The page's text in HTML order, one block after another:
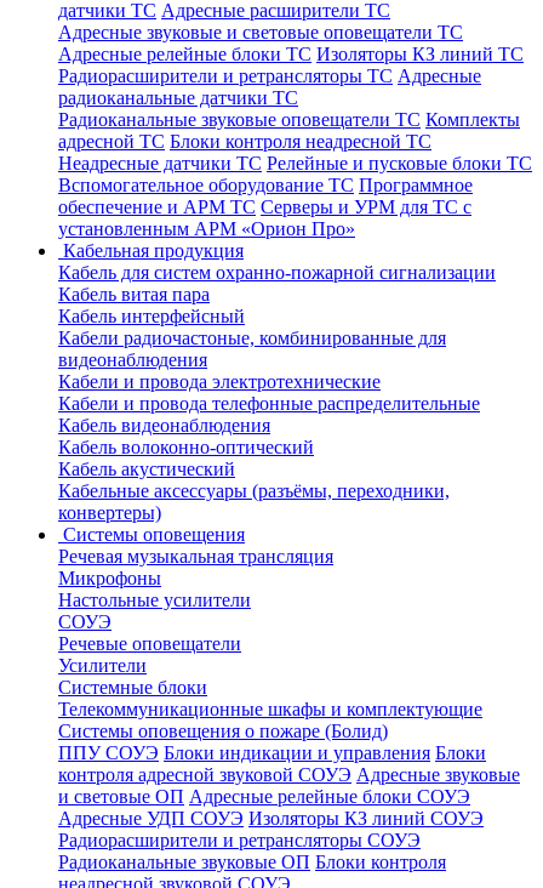
датчики ТС Адресные расширители ТС
Адресные звуковые и световые оповещатели ТС
Адресные релейные блоки ТС Изоляторы КЗ линий ТС
Радиорасширители и ретрансляторы ТС Адресные
радиоканальные датчики ТС
Радиоканальные звуковые оповещатели ТС Комплекты
адресной ТС Блоки контроля неадресной ТС
Неадресные датчики ТС Релейные и пусковые блоки ТС
Вспомогательное оборудование ТС Программное
обеспечение и АРМ ТС Серверы и УРМ для ТС с
установленным АРМ «Орион Про»
Кабельная продукция
Кабель для систем охранно-пожарной сигнализации
Кабель витая пара
Кабель интерфейсный
Кабели радиочастоные, комбинированные для
видеонаблюдения
Кабели и провода электротехнические
Кабели и провода телефонные распределительные
Кабель видеонаблюдения
Кабель волоконно-оптический
Кабель акустический
Кабельные аксессуары (разъёмы, переходники,
конвертеры)
Системы оповещения
Речевая музыкальная трансляция
Микрофоны
Настольные усилители
СОУЭ
Речевые оповещатели
Усилители
Системные блоки
Телекоммуникационные шкафы и комплектующие
Системы оповещения о пожаре (Болид)
ППУ СОУЭ Блоки индикации и управления Блоки
контроля адресной звуковой СОУЭ Адресные звуковые
и световые ОП Адресные релейные блоки СОУЭ
Адресные УДП СОУЭ Изоляторы КЗ линий СОУЭ
Радиорасширители и ретрансляторы СОУЭ
Радиоканальные звуковые ОП Блоки контроля
неадресной звуковой СОУЭ